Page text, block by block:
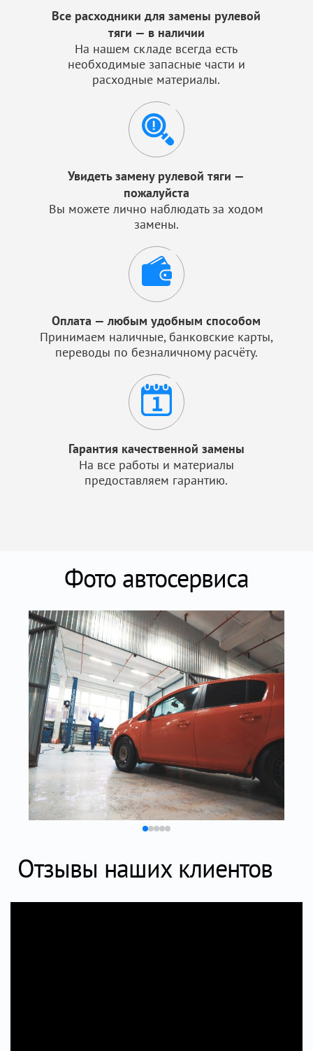
Все расходники для замены рулевой
тяги — в наличии
На нашем складе всегда есть
необходимые запасные части и
расходные материалы.
Увидеть замену рулевой тяги —
пожалуйста
Вы можете лично наблюдать за ходом
замены.
Оплата — любым удобным способом
Принимаем наличные, банковские карты,
переводы по безналичному расчёту.
Гарантия качественной замены
На все работы и материалы
предоставляем гарантию.
Фото автосервиса
Отзывы наших клиентов